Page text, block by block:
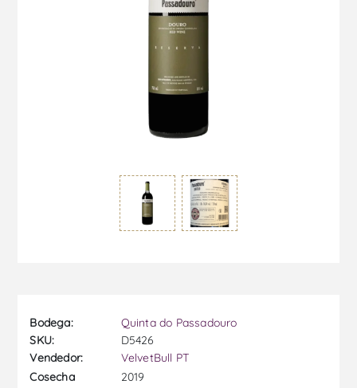
Bodega:
Quinta do Passadouro
SKU:
D5426
Vendedor:
VelvetBull PT
Cosecha
2019